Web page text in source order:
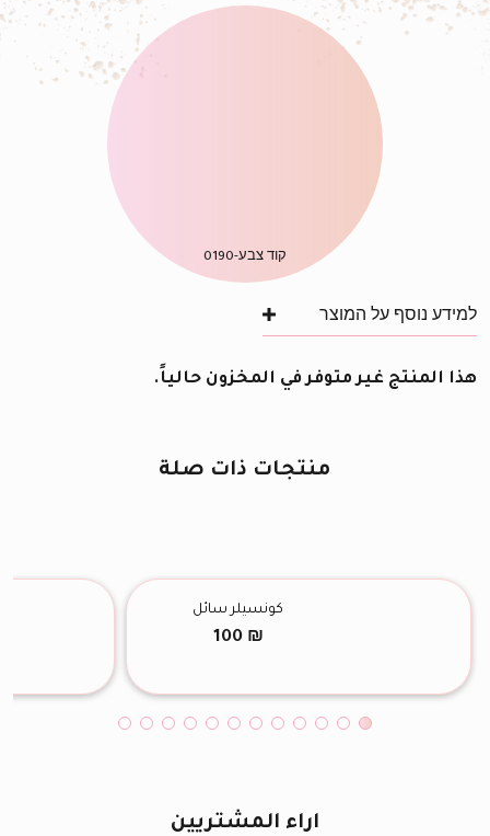
קוד צבע-0190
למידע נוסף על המוצר
هذا المنتج غير متوفر في المخزون حالياً.
منتجات ذات صلة
كونسيلر سائل
100 ₪
اراء المشتريين